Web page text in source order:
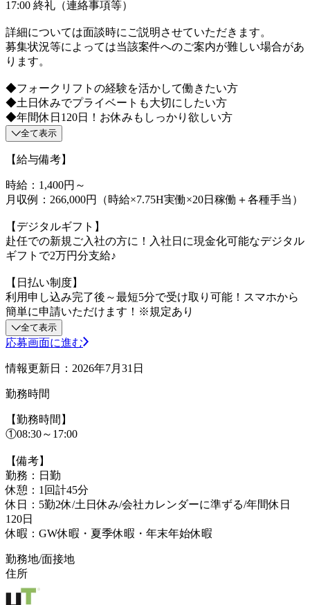
17:00 終礼（連絡事項等）
詳細については面談時にご説明させていただきます。
募集状況等によっては当該案件へのご案内が難しい場合があ
ります。
◆フォークリフトの経験を活かして働きたい方
◆土日休みでプライベートも大切にしたい方
◆年間休日120日！お休みもしっかり欲しい方
全て表示
【給与備考】
時給：1,400円～
月収例：266,000円（時給×7.75H実働×20日稼働＋各種手当）
【デジタルギフト】
赴任での新規ご入社の方に！入社日に現金化可能なデジタル
ギフトで2万円分支給♪
【日払い制度】
利用申し込み完了後～最短5分で受け取り可能！スマホから
簡単に申請いただけます！※規定あり
全て表示
応募画面に進む
情報更新日：2026年7月31日
勤務時間
【勤務時間】
①08:30～17:00
【備考】
勤務：日勤
休憩：1回計45分
休日：5勤2休/土日休み/会社カレンダーに準ずる/年間休日
120日
休暇：GW休暇・夏季休暇・年末年始休暇
勤務地/面接地
住所